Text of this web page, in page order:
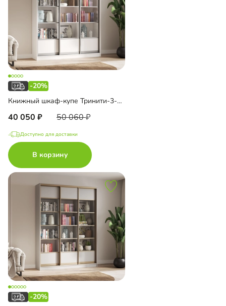
-20%
Книжный шкаф-купе Тринити-3-2 4 полки
40 050 50 060
Доступно для доставки
В корзину
-20%